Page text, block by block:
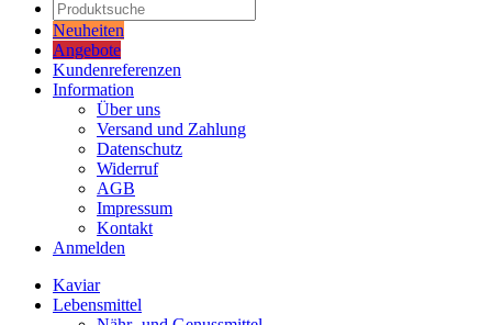
Neuheiten
Angebote
Kundenreferenzen
Information
Über uns
Versand und Zahlung
Datenschutz
Widerruf
AGB
Impressum
Kontakt
Anmelden
Kaviar
Lebensmittel